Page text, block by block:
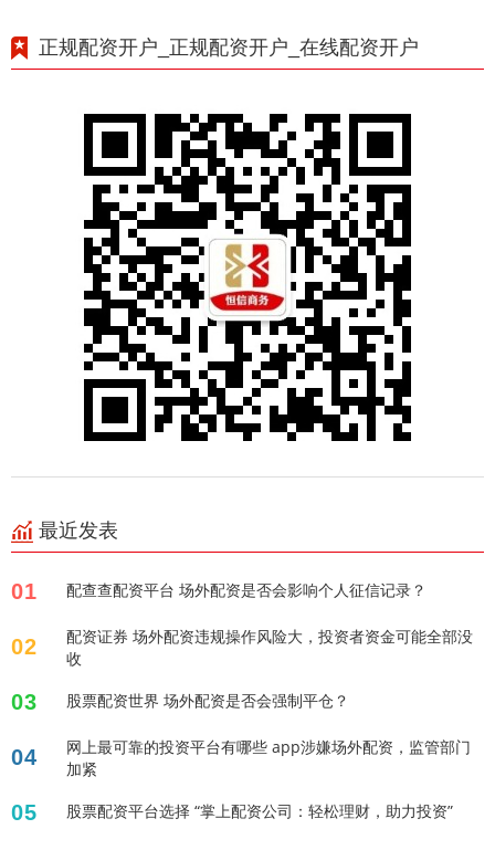
正规配资开户_正规配资开户_在线配资开户
最近发表
01 配查查配资平台 场外配资是否会影响个人征信记录？
02
配资证券 场外配资违规操作风险大，投资者资金可能全部没
收
03 股票配资世界 场外配资是否会强制平仓？
04
网上最可靠的投资平台有哪些 app涉嫌场外配资，监管部门
加紧
05 股票配资平台选择 “掌上配资公司：轻松理财，助力投资”